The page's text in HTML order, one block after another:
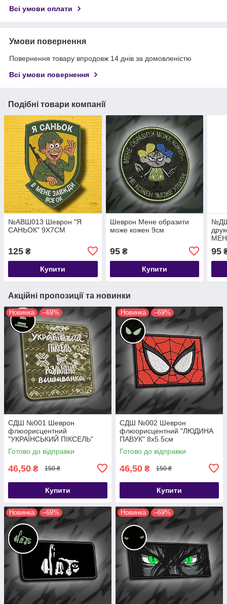
Всі умови оплати
Умови повернення
Повернення товару впродовж 14 днів за домовленістю
Всі умови повернення
Подібні товари компанії
№АВШ013 Шеврон "Я
САНЬОК" 9Х7СМ
125 ₴
Купити
Шеврон Мене образити
може кожен 9см
95₴
Купити
95
Акційні пропозиції та новинки
Новинка –69%
СДШ №001 Шеврон
флюорисцентний
"УКРАЇНСЬКИЙ ПІКСЕЛЬ"
8х8см
Готово до відправки
46,50 ₴ 150 ₴
Купити
Новинка –69%
СДШ №002 Шеврон
флюорисцентний "ЛЮДИНА
ПАВУК" 8х5.5см
Готово до відправки
46,50 ₴ 150 ₴
Купити
Новинка –69% Новинка –69%